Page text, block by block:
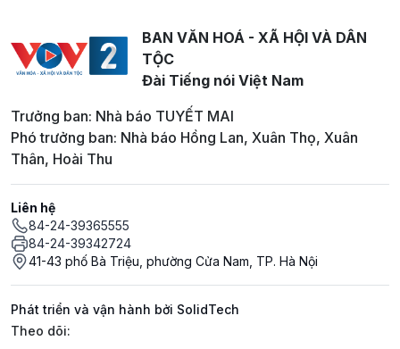
BAN VĂN HOÁ - XÃ HỘI VÀ DÂN
TỘC
Đài Tiếng nói Việt Nam
Trưởng ban: Nhà báo TUYẾT MAI
Phó trưởng ban: Nhà báo Hồng Lan, Xuân Thọ, Xuân
Thân, Hoài Thu
Liên hệ
84-24-39365555
84-24-39342724
41-43 phố Bà Triệu, phường Cửa Nam, TP. Hà Nội
Phát triển và vận hành bởi SolidTech
Mạng xã hội
Theo dõi: